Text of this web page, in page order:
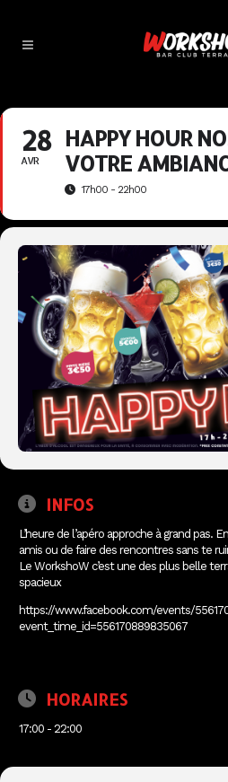
28
AVR
HAPPY HOUR
VOTRE
17h00 - 22h00
INFOS
L’heure de l’apéro approche à grand pas.
amis ou de faire des rencontres sans te
Le WorkshoW c’est une des plus belle
spacieux
https://www.facebook.com/events/
event_time_id=556170889835067
HORAIRES
17:00 - 22:00